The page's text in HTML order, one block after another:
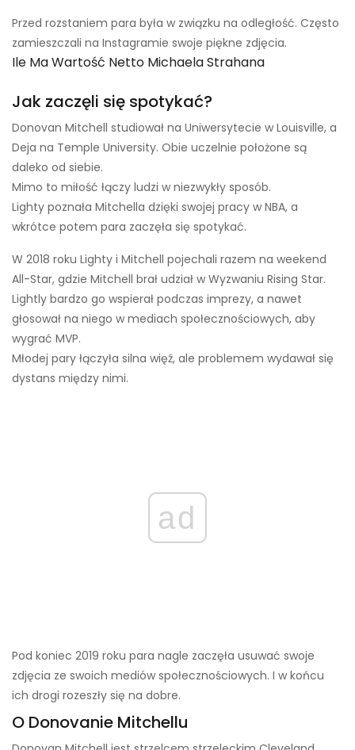
Przed rozstaniem para była w związku na odległość. Często
zamieszczali na Instagramie swoje piękne zdjęcia.
Ile Ma Wartość Netto Michaela Strahana
Jak zaczęli się spotykać?
Donovan Mitchell studiował na Uniwersytecie w Louisville, a
Deja na Temple University. Obie uczelnie położone są
daleko od siebie.
Mimo to miłość łączy ludzi w niezwykły sposób.
Lighty poznała Mitchella dzięki swojej pracy w NBA, a
wkrótce potem para zaczęła się spotykać.
W 2018 roku Lighty i Mitchell pojechali razem na weekend
All-Star, gdzie Mitchell brał udział w Wyzwaniu Rising Star.
Lightly bardzo go wspierał podczas imprezy, a nawet
głosował na niego w mediach społecznościowych, aby
wygrać MVP.
Młodej pary łączyła silna więź, ale problemem wydawał się
dystans między nimi.
ad
Pod koniec 2019 roku para nagle zaczęła usuwać swoje
zdjęcia ze swoich mediów społecznościowych. I w końcu
ich drogi rozeszły się na dobre.
O Donovanie Mitchellu